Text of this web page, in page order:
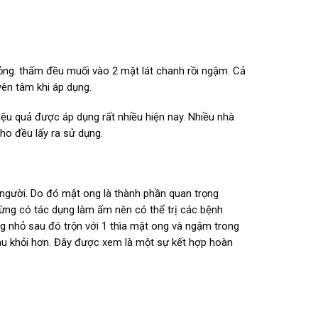
thấm đều muối vào 2 mặt lát chanh rồi ngậm. Cả
tâm khi áp dụng.
quả được áp dụng rất nhiều hiện nay. Nhiều nhà
đều lấy ra sử dụng.
Do đó mật ong là thành phần quan trọng
có tác dụng làm ấm nên có thể trị các bệnh
nhỏ sau đó trộn với 1 thìa mật ong và ngậm trong
khỏi hơn. Đây được xem là một sự kết hợp hoàn